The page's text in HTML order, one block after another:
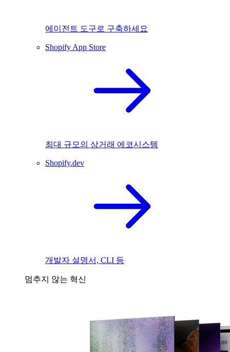
에이전트 도구로 구축하세요
Shopify App Store
최대 규모의 상거래 에코시스템
Shopify.dev
개발자 설명서, CLI 등
멈추지 않는 혁신